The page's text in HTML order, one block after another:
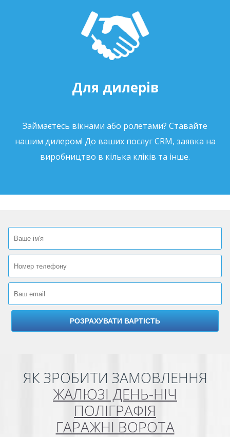
Для дилерів
Займаєтесь вікнами або ролетами? Ставайте
нашим дилером! До ваших послуг CRM, заявка на
виробництво в кілька кліків та інше.
ЯК ЗРОБИТИ ЗАМОВЛЕННЯ
ЖАЛЮЗІ ДЕНЬ-НІЧ
ПОЛІГРАФІЯ
ГАРАЖНІ ВОРОТА